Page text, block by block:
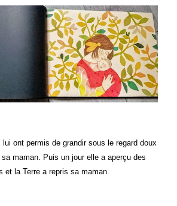
ont permis de grandir sous le regard doux
maman. Puis un jour elle a aperçu des
et la Terre a repris sa maman.